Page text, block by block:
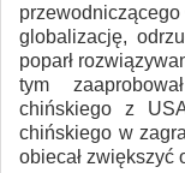
przewodniczącego
globalizację,
poparł
tym
chińskiego z
chińskiego w
obiecał zwiększyć